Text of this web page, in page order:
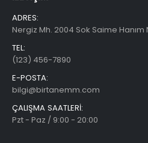
ADRES:
Nergiz Mh. 2004 Sok Saime Hanım
TEL:
(123) 456-7890
E-POSTA:
bilgi@birtanemm.com
ÇALIŞMA SAATLERI:
Pzt - Paz / 9:00 - 20:00